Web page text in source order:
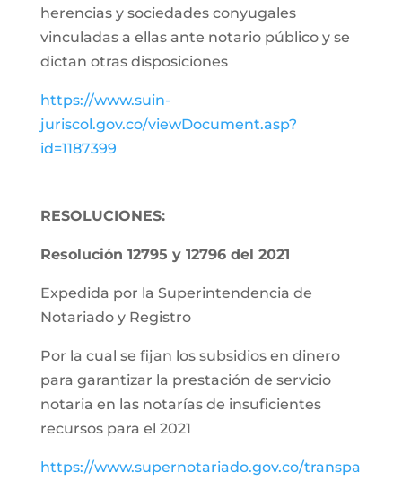
herencias y sociedades conyugales
vinculadas a ellas ante notario público y se
dictan otras disposiciones
https://www.suin-
juriscol.gov.co/viewDocument.asp?
id=1187399
RESOLUCIONES:
Resolución 12795 y 12796 del 2021
Expedida por la Superintendencia de
Notariado y Registro
Por la cual se fijan los subsidios en dinero
para garantizar la prestación de servicio
notaria en las notarías de insuficientes
recursos para el 2021
https://www.supernotariado.gov.co/transpa